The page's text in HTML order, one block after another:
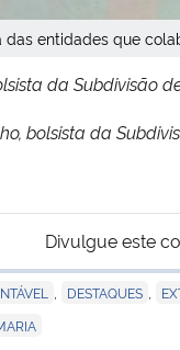
das entidades que
da Subdivisão
bolsista da
Divulgue este
DESTAQUES